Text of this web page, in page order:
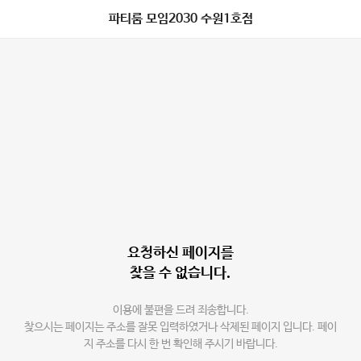
파티룸 모임2030 수원1호점
요청하신 페이지를
찾을 수 없습니다.
이용에 불편을 드려 죄송합니다.
찾으시는 페이지는 주소를 잘못 입력하였거나 삭제된 페이지 입니다. 페이
지 주소를 다시 한 번 확인해 주시기 바랍니다.